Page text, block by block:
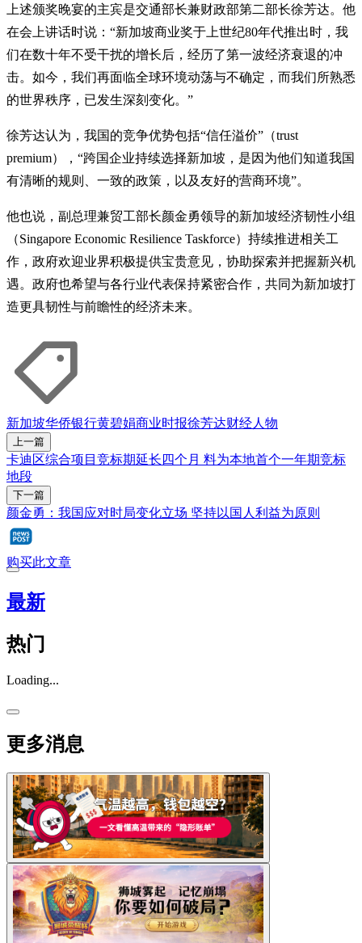
上述颁奖晚宴的主宾是交通部长兼财政部第二部长徐芳达。他
在会上讲话时说：“新加坡商业奖于上世纪80年代推出时，我
们在数十年不受干扰的增长后，经历了第一波经济衰退的冲
击。如今，我们再面临全球环境动荡与不确定，而我们所熟悉
的世界秩序，已发生深刻变化。”
徐芳达认为，我国的竞争优势包括“信任溢价”（trust
premium），“跨国企业持续选择新加坡，是因为他们知道我国
有清晰的规则、一致的政策，以及友好的营商环境”。
他也说，副总理兼贸工部长颜金勇领导的新加坡经济韧性小组
（Singapore Economic Resilience Taskforce）持续推进相关工
作，政府欢迎业界积极提供宝贵意见，协助探索并把握新兴机
遇。政府也希望与各行业代表保持紧密合作，共同为新加坡打
造更具韧性与前瞻性的经济未来。
新加坡华侨银行黄碧娟商业时报徐芳达财经人物
上一篇
卡迪区综合项目竞标期延长四个月 料为本地首个一年期竞标
地段
下一篇
颜金勇：我国应对时局变化立场 坚持以国人利益为原则
购买此文章
最新
热门
Loading...
更多消息